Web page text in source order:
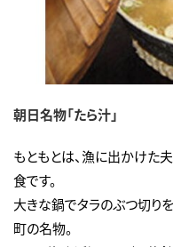
朝日名物「たら汁」
もともとは、漁に出かけた
食です。
大きな鍋でタラのぶつ切り
町の名物。